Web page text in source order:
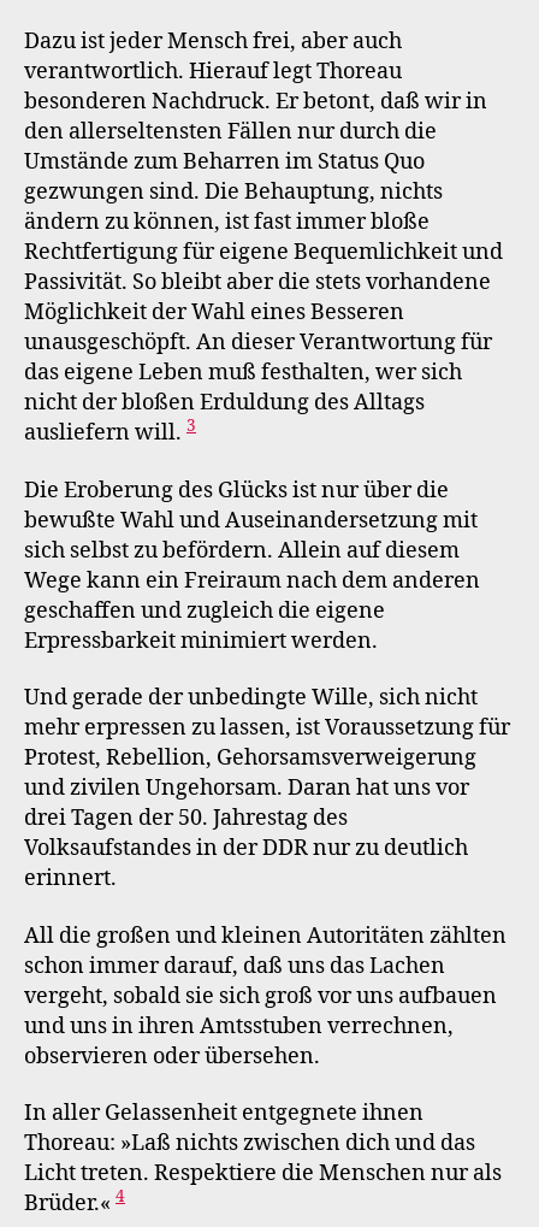
Dazu ist jeder Mensch frei, aber auch
verantwortlich. Hierauf legt Thoreau
besonderen Nachdruck. Er betont, daß wir in
den allerseltensten Fällen nur durch die
Umstände zum Beharren im Status Quo
gezwungen sind. Die Behauptung, nichts
ändern zu können, ist fast immer bloße
Rechtfertigung für eigene Bequemlichkeit und
Passivität. So bleibt aber die stets vorhandene
Möglichkeit der Wahl eines Besseren
unausgeschöpft. An dieser Verantwortung für
das eigene Leben muß festhalten, wer sich
nicht der bloßen Erduldung des Alltags
ausliefern will. 3
Die Eroberung des Glücks ist nur über die
bewußte Wahl und Auseinandersetzung mit
sich selbst zu befördern. Allein auf diesem
Wege kann ein Freiraum nach dem anderen
geschaffen und zugleich die eigene
Erpressbarkeit minimiert werden.
Und gerade der unbedingte Wille, sich nicht
mehr erpressen zu lassen, ist Voraussetzung für
Protest, Rebellion, Gehorsamsverweigerung
und zivilen Ungehorsam. Daran hat uns vor
drei Tagen der 50. Jahrestag des
Volksaufstandes in der DDR nur zu deutlich
erinnert.
All die großen und kleinen Autoritäten zählten
schon immer darauf, daß uns das Lachen
vergeht, sobald sie sich groß vor uns aufbauen
und uns in ihren Amtsstuben verrechnen,
observieren oder übersehen.
In aller Gelassenheit entgegnete ihnen
Thoreau: »Laß nichts zwischen dich und das
Licht treten. Respektiere die Menschen nur als
Brüder.« 4